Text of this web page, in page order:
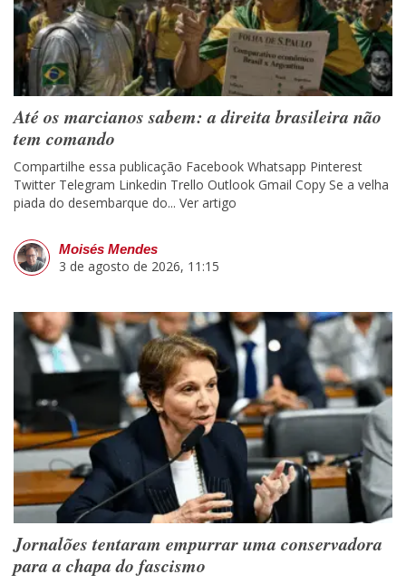
Até os marcianos sabem: a direita brasileira não
tem comando
Compartilhe essa publicação Facebook Whatsapp Pinterest
Twitter Telegram Linkedin Trello Outlook Gmail Copy Se a velha
piada do desembarque do... Ver artigo
Moisés Mendes
3 de agosto de 2026, 11:15
Jornalões tentaram empurrar uma conservadora
para a chapa do fascismo